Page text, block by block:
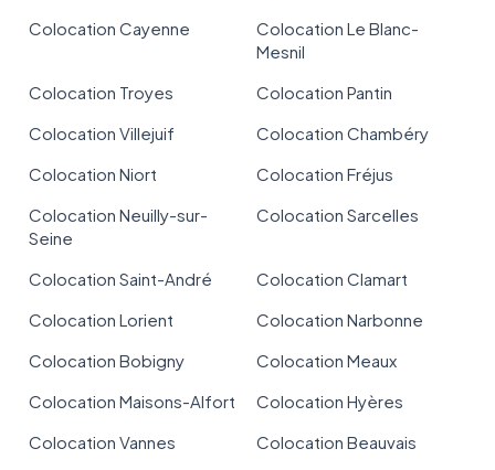
Colocation Cayenne
Colocation Le Blanc-
Mesnil
Colocation Troyes
Colocation Pantin
Colocation Villejuif
Colocation Chambéry
Colocation Niort
Colocation Fréjus
Colocation Neuilly-sur-
Seine
Colocation Sarcelles
Colocation Saint-André
Colocation Clamart
Colocation Lorient
Colocation Narbonne
Colocation Bobigny
Colocation Meaux
Colocation Maisons-Alfort
Colocation Hyères
Colocation Vannes
Colocation Beauvais